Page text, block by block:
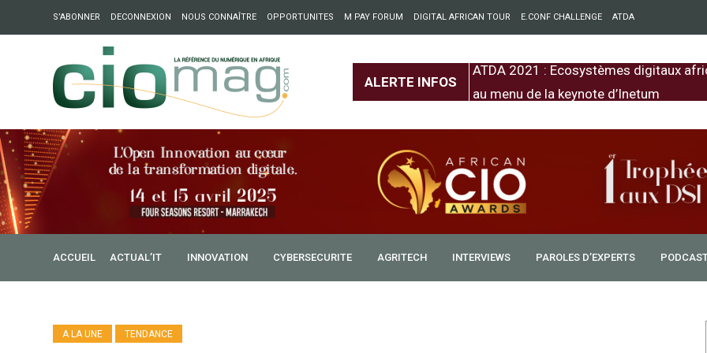
S’ABONNER DECONNEXION NOUS CONNAÎTRE OPPORTUNITES M PAY FORUM DIGITAL AFRICAN TOUR E.CONF CHALLENGE ATDA
ALERTE INFOS
: Partech Shaker lance Chapter54 pour créer des ponts entre l’Europe et
ATDA 2021 : Ecosystèmes digitaux
au menu de la keynote d’Inetum
ACCUEIL ACTUAL’IT INNOVATION CYBERSECURITE AGRITECH INTERVIEWS PAROLES D’EXPERTS
A LA UNE TENDANCE